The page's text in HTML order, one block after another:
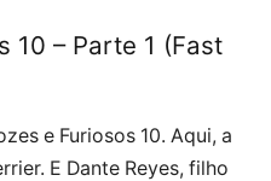
10 – Parte 1 (Fast
e Furiosos 10. Aqui, a
E Dante Reyes, filho